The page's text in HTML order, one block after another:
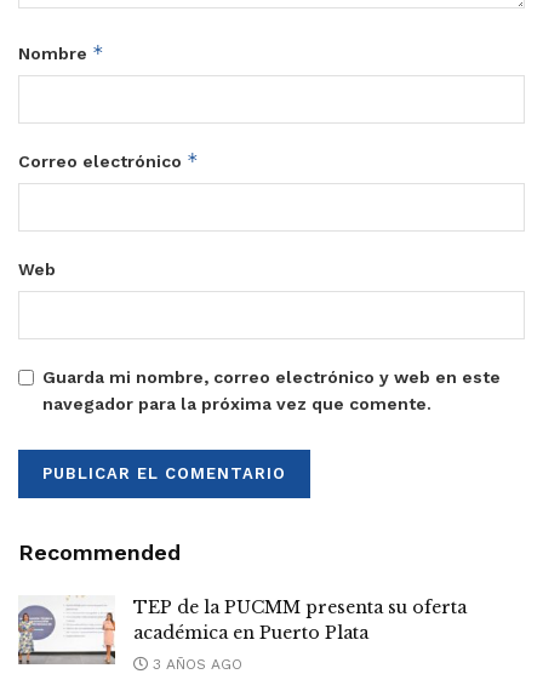
Nombre *
Correo electrónico *
Web
Guarda mi nombre, correo electrónico y web en este
navegador para la próxima vez que comente.
Recommended
TEP de la PUCMM presenta su oferta
académica en Puerto Plata
3 AÑOS AGO